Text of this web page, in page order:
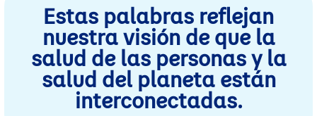
Estas palabras reflejan
nuestra visión de que la
salud de las personas y la
salud del planeta están
interconectadas.